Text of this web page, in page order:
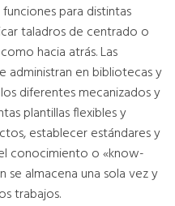
para distintas
taladros de centrado o
hacia atrás. Las
administran en bibliotecas y
diferentes mecanizados y
plantillas flexibles y
establecer estándares y
conocimiento o «know-
almacena una sola vez y
trabajos.